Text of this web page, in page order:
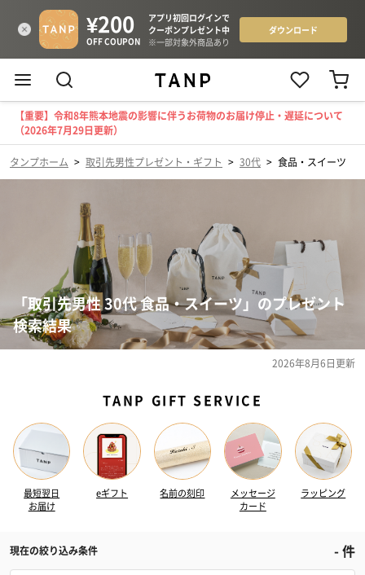
【重要】令和8年熊本地震の影響に伴うお荷物のお届け停止・遅延について
（2026年7月29日更新）
タンプホーム > 取引先男性プレゼント・ギフト > 30代 > 食品・スイーツ
「取引先男性 30代 食品・スイーツ」のプレゼント
検索結果
2026年8月6日更新
TANP GIFT SERVICE
最短翌日
お届け
eギフト 名前の刻印
メッセージ
カード
ラッピング
現在の絞り込み条件 -件